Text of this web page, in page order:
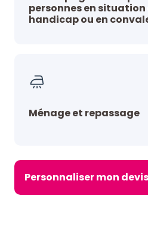
personnes en situation
handicap ou en
Ménage et repassage
Personnaliser mon devis